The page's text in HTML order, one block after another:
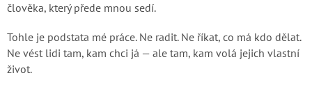
člověka, který přede mnou sedí.
Tohle je podstata mé práce. Ne radit. Ne říkat, co má kdo dělat.
Ne vést lidi tam, kam chci já — ale tam, kam volá jejich vlastní
život.